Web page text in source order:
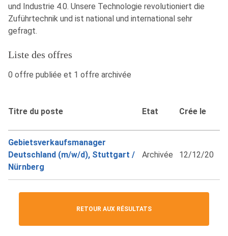
und Industrie 4.0. Unsere Technologie revolutioniert die
Zuführtechnik und ist national und international sehr
gefragt.
Liste des offres
0 offre publiée et 1 offre archivée
Titre du poste Etat Crée le
Gebietsverkaufsmanager
Deutschland (m/w/d), Stuttgart /
Nürnberg
Archivée 12/12/20
RETOUR AUX RÉSULTATS